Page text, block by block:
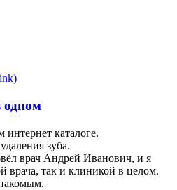
одном
каталоге.
зуба.
врач Андрей Иванович, и я
врача, так и клиникой в целом.